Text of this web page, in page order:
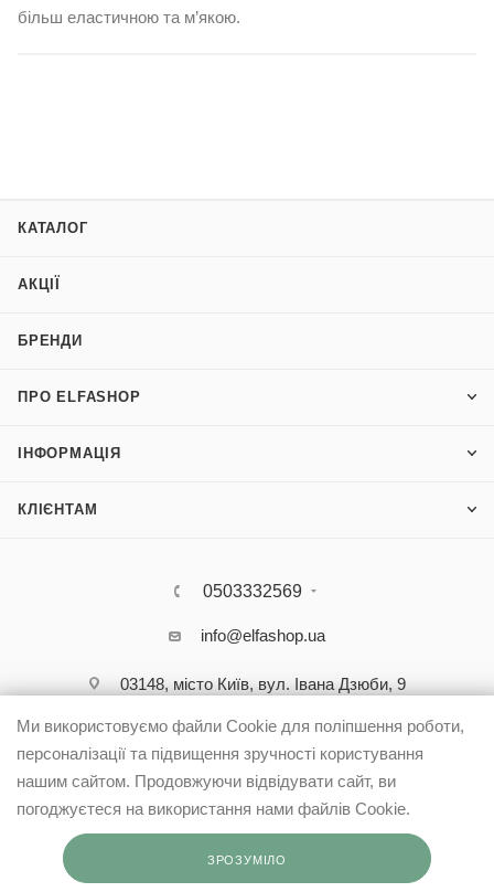
більш еластичною та м’якою.
КАТАЛОГ
АКЦІЇ
БРЕНДИ
ПРО ELFASHOP
ІНФОРМАЦІЯ
КЛІЄНТАМ
0503332569
info@elfashop.ua
03148, місто Київ, вул. Івана Дзюби, 9
Ми використовуємо файли Cookie для поліпшення роботи,
персоналізації та підвищення зручності користування
нашим сайтом. Продовжуючи відвідувати сайт, ви
погоджуєтеся на використання нами файлів Cookie.
ЗРОЗУМІЛО